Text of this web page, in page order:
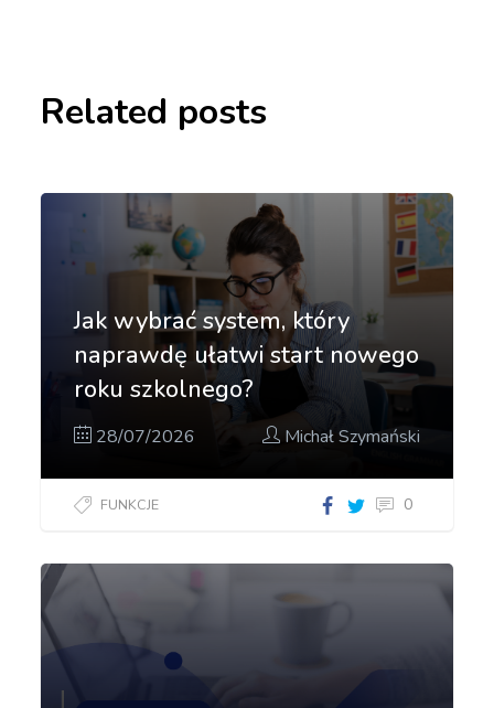
Related posts
Jak wybrać system, który
naprawdę ułatwi start nowego
roku szkolnego?
28/07/2026 Michał Szymański
FUNKCJE 0